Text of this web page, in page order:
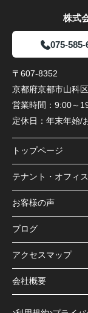
株式
075-585-
〒607-8352
京都府京都市山科
営業時間： 9:00～
定休日： 年末年始/
トップページ
テナント・オフィ
お客様の声
ブログ
アクセスマップ
会社概要